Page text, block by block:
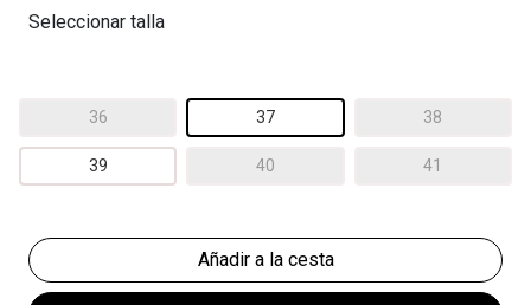
Seleccionar talla
36 37 38
39 40 41